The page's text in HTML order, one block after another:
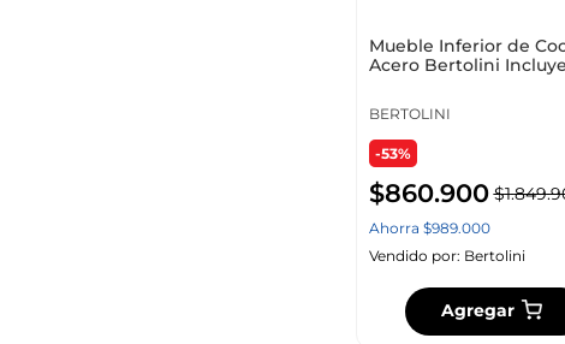
Mueble Inferior de
Acero Bertolini Incluye
BERTOLINI
-53%
$860.900 $1.849.
Ahorra $989.000
Vendido por: Bertolini
Agregar